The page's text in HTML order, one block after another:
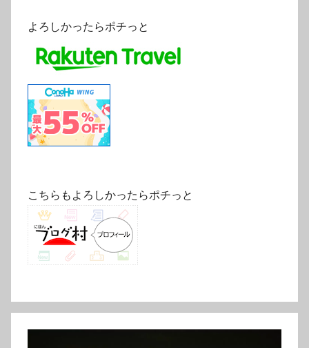
よろしかったらポチっと
こちらもよろしかったらポチっと